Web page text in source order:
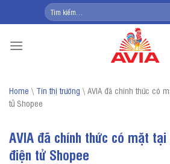
to
Tìm
kiếm:
Home \ Tin thị trường \ AVIA đã chính thức có
tử Shopee
AVIA đã chính thức có mặt
điện tử Shopee